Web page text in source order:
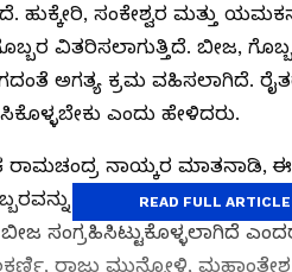
ಹುಕ್ಕೇರಿ, ಸಂಕೇಶ್ವರ ಮತ್ತು
ವಿತರಿಸಲಾಗುತ್ತಿದೆ. ಬೀಜ,
ಅಗತ್ಯ ಕ್ರಮ ವಹಿಸಲಾಗಿದೆ.
ಎಂದು ಹೇಳಿದರು.
ರಾಮಚಂದ್ರ ನಾಯ್ಕರ
ದಾಸ್ತಾನು ಮಾಡಲಾಗಿದೆ.
ಸಂಗ್ರಹಿಸಿಟ್ಟುಕೊಳ್ಳಲಾಗಿದೆ
ರಾಜು ಮುನ್ನೋಳಿ,
READ FULL ARTICLE